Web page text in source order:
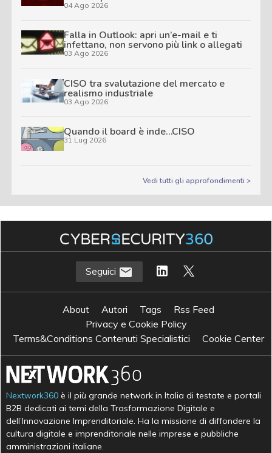
04 Ago 2026
Falla in Outlook: apri un’e-mail e ti
infettano, non servono più link o allegati
03 Ago 2026
CISO tra svalutazione del mercato e
realismo industriale
03 Ago 2026
Quando il board è inde…CISO
31 Lug 2026
Vedi tutti gli approfondimenti >
Seguici
About Autori Tags
Rss Feed
Privacy e Cookie Policy
Terms&Conditions Contenuti Specialistici
Cookie Center
Nextwork360 è il più grande network in Italia di testate e portali
B2B dedicati ai temi della Trasformazione Digitale e
dell’Innovazione Imprenditoriale. Ha la missione di diffondere la
cultura digitale e imprenditoriale nelle imprese e pubbliche
amministrazioni italiane.